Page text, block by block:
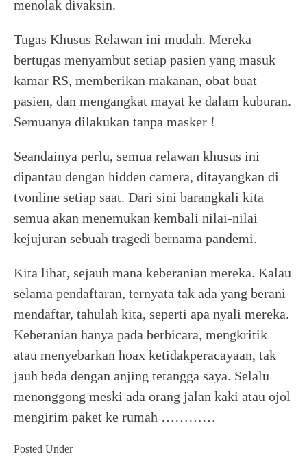
menolak divaksin.
Tugas Khusus Relawan ini mudah. Mereka
bertugas menyambut setiap pasien yang masuk
kamar RS, memberikan makanan, obat buat
pasien, dan mengangkat mayat ke dalam kuburan.
Semuanya dilakukan tanpa masker !
Seandainya perlu, semua relawan khusus ini
dipantau dengan hidden camera, ditayangkan di
tvonline setiap saat. Dari sini barangkali kita
semua akan menemukan kembali nilai-nilai
kejujuran sebuah tragedi bernama pandemi.
Kita lihat, sejauh mana keberanian mereka. Kalau
selama pendaftaran, ternyata tak ada yang berani
mendaftar, tahulah kita, seperti apa nyali mereka.
Keberanian hanya pada berbicara, mengkritik
atau menyebarkan hoax ketidakperacayaan, tak
jauh beda dengan anjing tetangga saya. Selalu
menonggong meski ada orang jalan kaki atau ojol
mengirim paket ke rumah …………
Posted Under